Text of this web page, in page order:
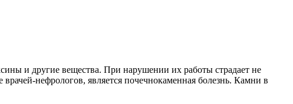
и другие вещества. При нарушении их работы страдает не
нефрологов, является почечнокаменная болезнь. Камни в